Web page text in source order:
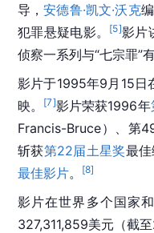
导，安德鲁·凯文·沃克
犯罪悬疑电影。
[5]影片
侦察一系列与“七宗罪”
影片于1995年9月15日
映。
[7]影片荣获1996年
Francis-Bruce）、第
斩获第22届土星奖最
最佳影片。 [8]
影片在世界多个国家
327,311,859美元（截